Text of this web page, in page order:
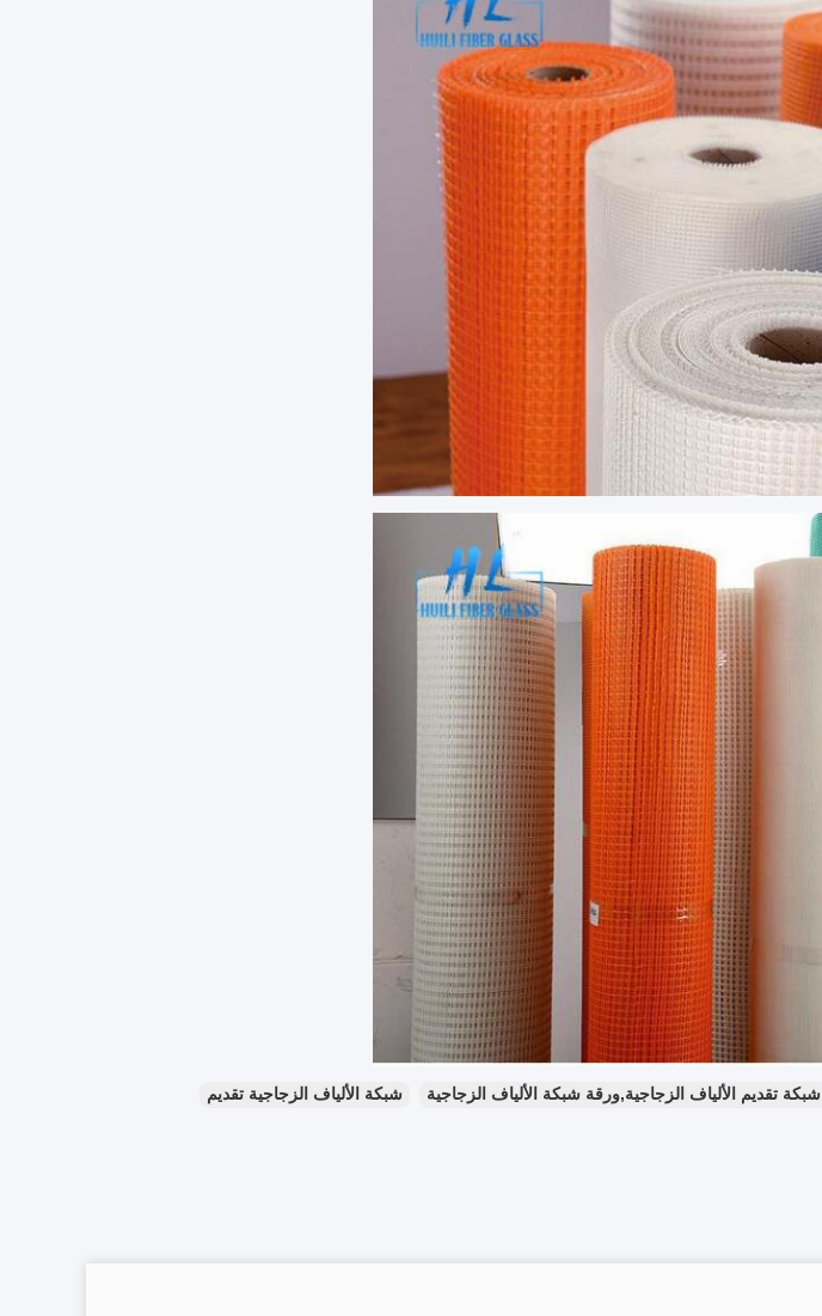
شبكة تقديم الألياف الزجاجية,ورقة شبكة الألياف الزجاجية شبكة الألياف الزجاجية تقديم